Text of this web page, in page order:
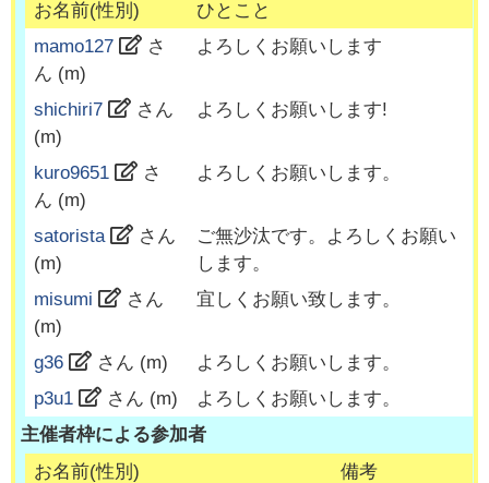
お名前(性別)
ひとこと
mamo127
さ
ん (m)
よろしくお願いします
shichiri7
さん
(m)
よろしくお願いします!
kuro9651
さ
ん (m)
よろしくお願いします。
satorista
さん
(m)
ご無沙汰です。よろしくお願い
します。
misumi
さん
(m)
宜しくお願い致します。
g36 さん (m)
よろしくお願いします。
p3u1
さん (m)
よろしくお願いします。
主催者枠による参加者
お名前(性別)
備考